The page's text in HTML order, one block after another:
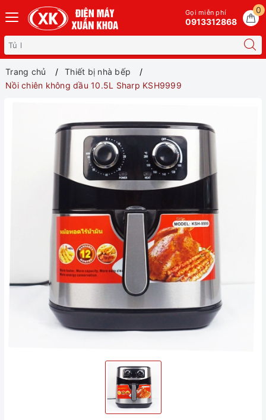
0
Gọi miễn phí
0913312868
Trang chủ
Thiết bị nhà bếp
Nồi chiên không dầu 10.5L Sharp KSH9999